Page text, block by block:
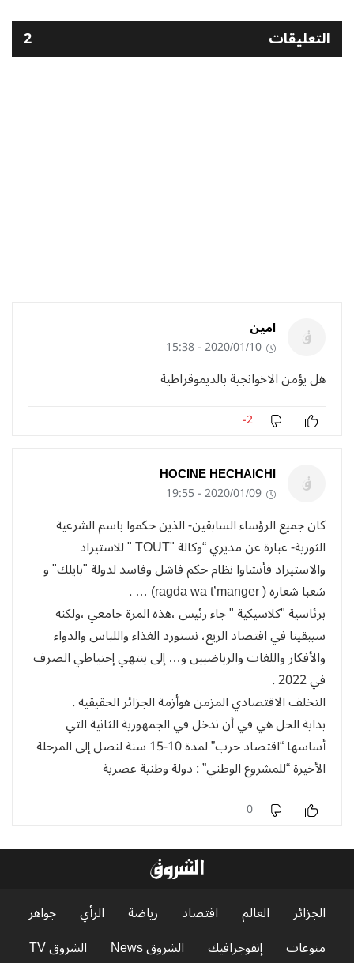
التعليقات 2
امين
2020/01/10 - 15:38
هل يؤمن الاخوانجية بالديموقراطية
-2
HOCINE HECHAICHI
2020/01/09 - 19:55
كان جميع الرؤساء السابقين- الذين حكموا باسم الشرعية
الثورية- عبارة عن مديري “وكالة "TOUT " للاستيراد
والاستيراد فأنشاوا نظام حكم فاشل وفاسد لدولة "بايلك" و
شعبا شعاره ( ragda wa t’manger) … .
برئاسية "كلاسيكية " جاء رئيس ،هذه المرة جامعي ،ولكنه
سيبقينا في اقتصاد الريع، نستورد الغذاء واللباس والدواء
والأفكار واللغات والرياضيين و… إلى ينتهي إحتياطي الصرف
في 2022 .
التخلف الاقتصادي المزمن هوأزمة الجزائر الحقيقية .
بداية الحل هي في أن ندخل في الجمهورية الثانية التي
أساسها “اقتصاد حرب” لمدة 10-15 سنة لنصل إلى المرحلة
الأخيرة “للمشروع الوطني” : دولة وطنية عصرية
0
الجزائر العالم اقتصاد رياضة الرأي
جواهر
منوعات
إنفوجرافيك الشروق News الشروق TV